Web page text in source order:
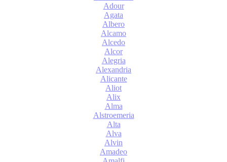
Adour
Agata
Albero
Alcamo
Alcedo
Alcor
Alegria
Alexandria
Alicante
Aliot
Alix
Alma
Alstroemeria
Alta
Alva
Alvin
Amadeo